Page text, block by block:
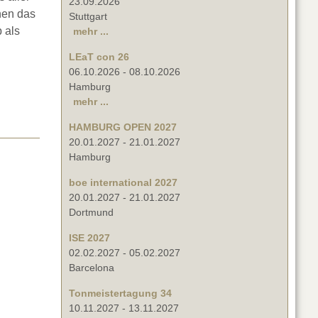
das
als
Stuttgart
mehr ...
LEaT con 26
06.10.2026 - 08.10.2026
Hamburg
mehr ...
HAMBURG OPEN 2027
20.01.2027 - 21.01.2027
Hamburg
boe international 2027
20.01.2027 - 21.01.2027
Dortmund
ISE 2027
02.02.2027 - 05.02.2027
Barcelona
Tonmeistertagung 34
10.11.2027 - 13.11.2027